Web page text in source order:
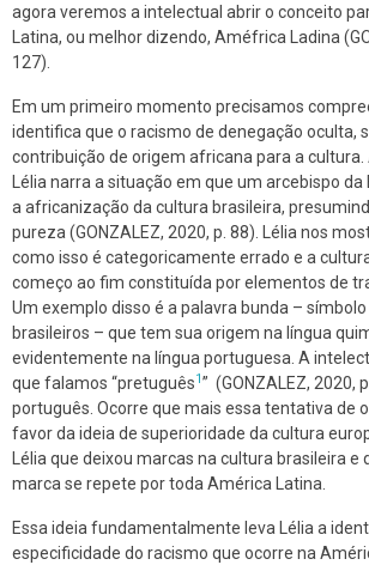
agora veremos a intelectual abrir o conceito
Latina, ou melhor dizendo, Améfrica Ladina
127).
Em um primeiro momento precisamos
identifica que o racismo de denegação oculta,
contribuição de origem africana para a cultura.
Lélia narra a situação em que um arcebispo
a africanização da cultura brasileira,
pureza (GONZALEZ, 2020, p. 88). Lélia nos
como isso é categoricamente errado e a
começo ao fim constituída por elementos de
Um exemplo disso é a palavra bunda –
brasileiros – que tem sua origem na língua
evidentemente na língua portuguesa. A
que falamos “pretuguês1” (GONZALEZ, 2020,
português. Ocorre que mais essa tentativa de
favor da ideia de superioridade da cultura
Lélia que deixou marcas na cultura brasileira e
marca se repete por toda América Latina.
Essa ideia fundamentalmente leva Lélia a
especificidade do racismo que ocorre na